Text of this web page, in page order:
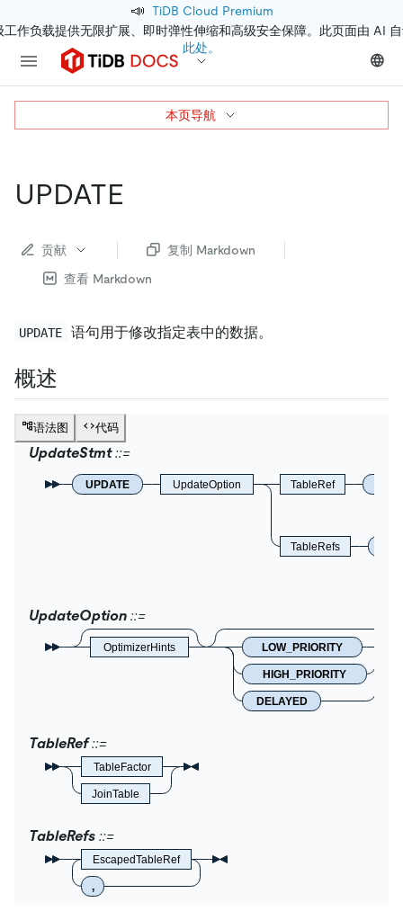
📣 TiDB Cloud Premium
作负载提供无限扩展、即时弹性伸缩和高级安全保障。此页面由 AI
此处。
UPDATE
贡献
复制 Markdown
查看 Markdown
UPDATE 语句用于修改指定表中的数据。
概述
语法图 代码
UpdateStmt
UPDATE UpdateOption TableRef
TableRefs
UpdateOption
OptimizerHints LOW_PRIORITY
HIGH_PRIORITY
DELAYED
TableRef
TableFactor
JoinTable
TableRefs
EscapedTableRef
,
本页导航